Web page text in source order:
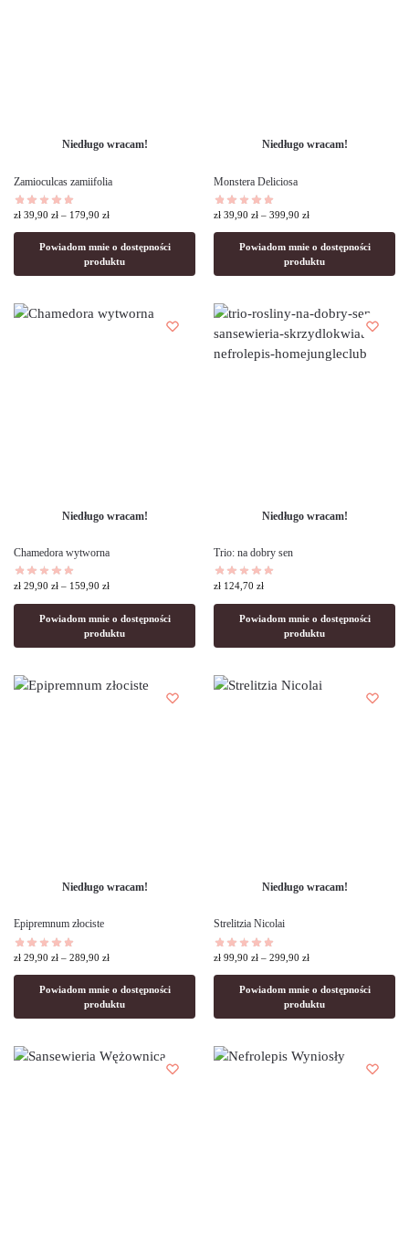
Niedługo wracam!
Zamioculcas zamiifolia
zł 39,90 zł – 179,90 zł
Powiadom mnie o dostępności
produktu
Niedługo wracam!
Monstera Deliciosa
zł 39,90 zł – 399,90 zł
Powiadom mnie o dostępności
produktu
Niedługo wracam!
Chamedora wytworna
zł 29,90 zł – 159,90 zł
Powiadom mnie o dostępności
produktu
Niedługo wracam!
Trio: na dobry sen
zł 124,70 zł
Powiadom mnie o dostępności
produktu
Niedługo wracam!
Epipremnum złociste
zł 29,90 zł – 289,90 zł
Powiadom mnie o dostępności
produktu
Niedługo wracam!
Strelitzia Nicolai
zł 99,90 zł – 299,90 zł
Powiadom mnie o dostępności
produktu